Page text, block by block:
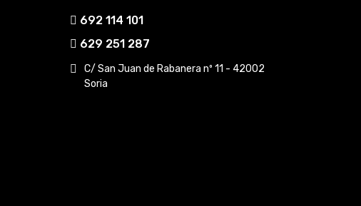
692 114 101
629 251 287
C/ San Juan de Rabanera nº 11 - 42002
Soria